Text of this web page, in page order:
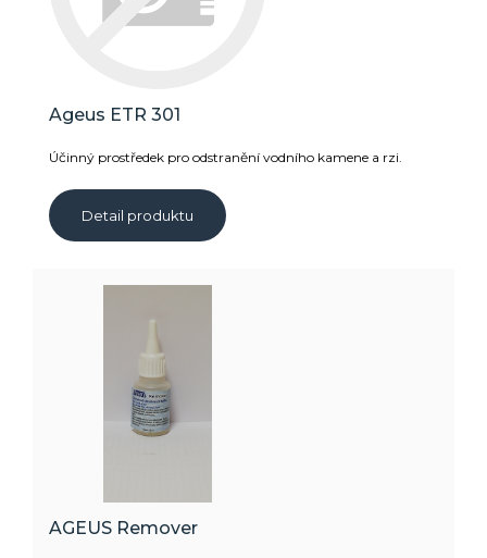
Ageus ETR 301
Účinný prostředek pro odstranění vodního kamene a rzi.
Detail produktu
AGEUS Remover